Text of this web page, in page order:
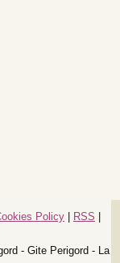
Policy RSS
- Gite Perigord - La